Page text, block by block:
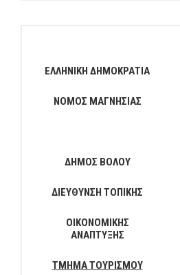
ΕΛΛΗΝΙΚΗ ΔΗΜΟΚΡΑΤΙΑ
ΝΟΜΟΣ ΜΑΓΝΗΣΙΑΣ
ΔΗΜΟΣ ΒΟΛΟΥ
ΔΙΕΥΘΥΝΣΗ ΤΟΠΙΚΗΣ
ΟΙΚΟΝΟΜΙΚΗΣ
ΑΝΑΠΤΥΞΗΣ
ΤΜΗΜΑ ΤΟΥΡΙΣΜΟΥ